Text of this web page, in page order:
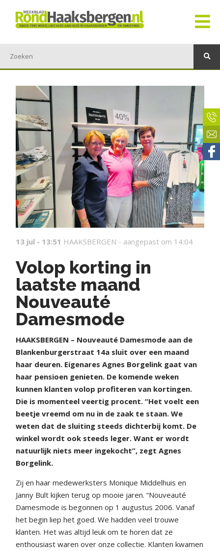
13 jul - 13:51 HAAKSBERGEN - aangepast om 14:04
Volop korting in
laatste maand
Nouveauté
Damesmode
HAAKSBERGEN – Nouveauté Damesmode aan de
Blankenburgerstraat 14a sluit over een maand
haar deuren. Eigenares Agnes Borgelink gaat van
haar pensioen genieten. De komende weken
kunnen klanten volop profiteren van kortingen.
Die is momenteel veertig procent. “Het voelt een
beetje vreemd om nu in de zaak te staan. We
weten dat de sluiting steeds dichterbij komt. De
winkel wordt ook steeds leger. Want er wordt
natuurlijk niets meer ingekocht”, zegt Agnes
Borgelink.
Zij en haar medewerksters Monique Middelhuis en
Janny Bult kijken terug op mooie jaren. “Nouveauté
Damesmode is begonnen op 1 augustus 2006. Vanaf
het begin liep het goed. We hadden veel trouwe
klanten. Het was altijd leuk om te horen dat ze
enthousiast waren over onze collectie. Klanten kwamen